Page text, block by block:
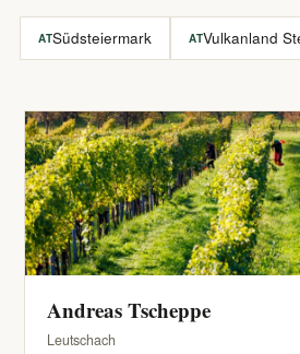
ATSüdsteiermark ATVulkanland
Andreas Tscheppe
Leutschach